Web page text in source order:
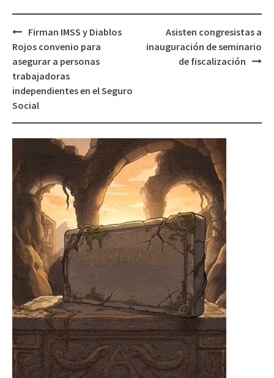
Post
navigation
Firman IMSS y Diablos
Rojos convenio para
asegurar a personas
trabajadoras
independientes en el Seguro
Social
Asisten congresistas a
inauguración de seminario
de fiscalización